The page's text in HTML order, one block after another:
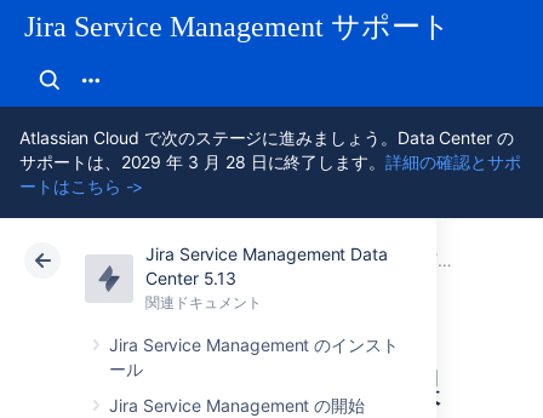
Jira Service Management サポート
Atlassian Cloud で次のステージに進みましょう。Data Center の
サポートは、2029 年 3 月 28 日に終了します。詳細の確認とサポ
ートはこちら ->
Jira Service Management Data
Center 5.13
関連ドキュメント
Jira Service Management のインスト
ール
Jira Service Management の開始
アトラシアン サポート Jira Service Management 5.13 関連ドキュメント
クラウド Data Center 5.13
プロジェクトの課